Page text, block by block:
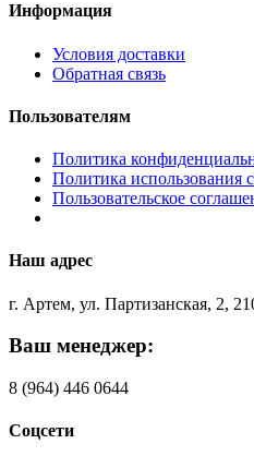
Информация
Условия доставки
Обратная связь
Пользователям
Политика
Политика использования
Пользовательское
Наш адрес
г. Артем, ул. Партизанская, 2,
Ваш менеджер:
8 (964) 446 0644
Соцсети